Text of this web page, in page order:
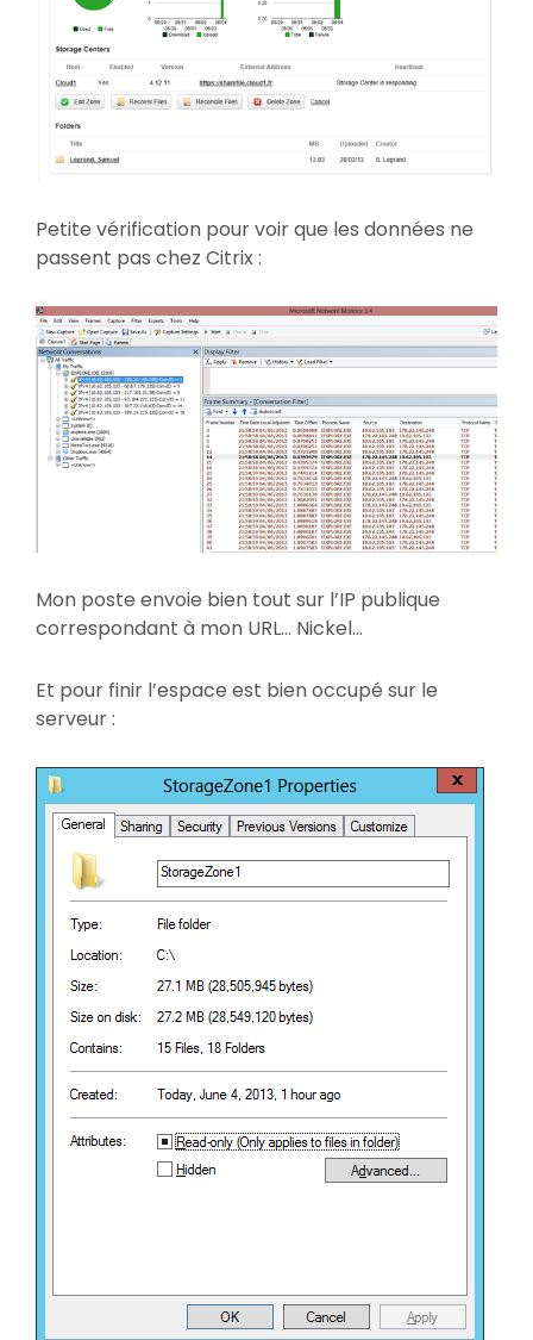
Petite vérification pour voir que les données ne
passent pas chez Citrix :
Mon poste envoie bien tout sur l’IP publique
correspondant à mon URL… Nickel…
Et pour finir l’espace est bien occupé sur le
serveur :